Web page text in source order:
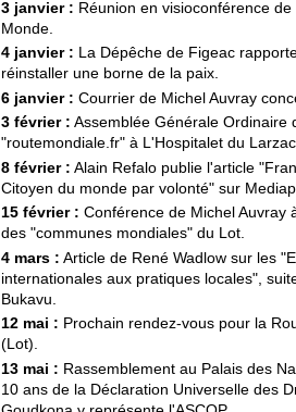
3 janvier : Réunion en visioconférence
Monde.
4 janvier : La Dépêche de Figeac
réinstaller une borne de la paix.
6 janvier : Courrier de Michel Auvray
3 février : Assemblée Générale Ordinaire
"routemondiale.fr" à L'Hospitalet du Larzac.
8 février : Alain Refalo publie l'article
Citoyen du monde par volonté" sur
15 février : Conférence de Michel Auvray
des "communes mondiales" du Lot.
4 mars : Article de René Wadlow sur les
internationales aux pratiques locales",
Bukavu.
12 mai : Prochain rendez-vous pour la
(Lot).
13 mai : Rassemblement au Palais des
10 ans de la Déclaration Universelle des